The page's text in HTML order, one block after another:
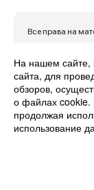
Все права на
охраняются в
обязательна.
адресе
его
автоматически с
Политика
На нашем сайте,
сайта, для
обзоров,
о файлах cookie.
продолжая
использование